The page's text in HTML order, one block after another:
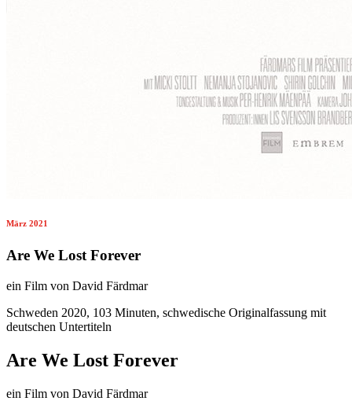
März 2021
Are We Lost Forever
ein Film von David Färdmar
Schweden 2020, 103 Minuten, schwedische Originalfassung mit
deutschen Untertiteln
Are We Lost Forever
ein Film von David Färdmar